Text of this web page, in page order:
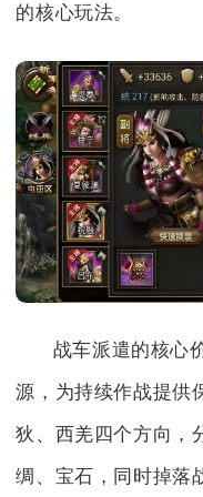
的核心玩法。
战车派遣的核心
源，为持续作战提供
狄、西羌四个方向，
绸、宝石，同时掉落